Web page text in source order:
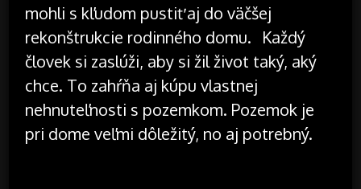
mohli s kľudom pustiť aj do väčšej
rekonštrukcie rodinného domu.
Každý
človek si zaslúži, aby si žil život taký, aký
chce. To zahŕňa aj kúpu vlastnej
nehnuteľnosti s pozemkom. Pozemok je
pri dome veľmi dôležitý, no aj potrebný.